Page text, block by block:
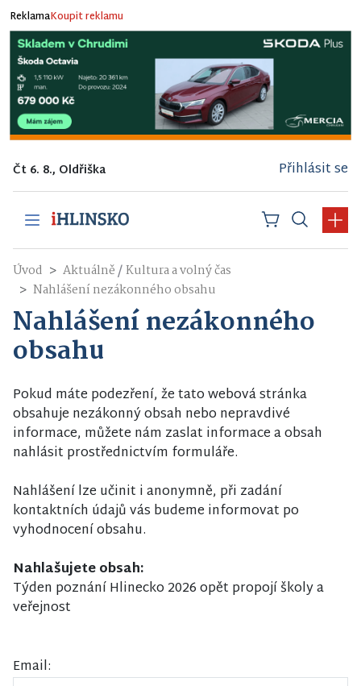
ReklamaKoupit reklamu
Čt 6. 8., Oldřiška Přihlásit se
Úvod Aktuálně/Kultura a volný čas
Nahlášení nezákonného obsahu
Nahlášení nezákonného
obsahu
Pokud máte podezření, že tato webová stránka
obsahuje nezákonný obsah nebo nepravdivé
informace, můžete nám zaslat informace a obsah
nahlásit prostřednictvím formuláře.
Nahlášení lze učinit i anonymně, při zadání
kontaktních údajů vás budeme informovat po
vyhodnocení obsahu.
Nahlašujete obsah:
Týden poznání Hlinecko 2026 opět propojí školy a
veřejnost
Email: